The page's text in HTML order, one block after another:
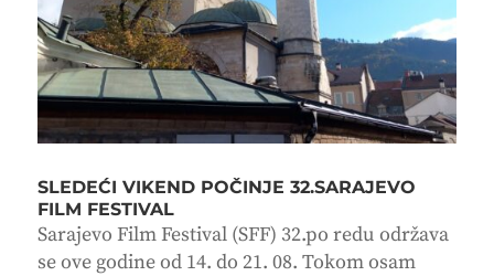
SLEDEĆI VIKEND POČINJE 32.SARAJEVO
FILM FESTIVAL
Sarajevo Film Festival (SFF) 32.po redu održava
se ove godine od 14. do 21. 08. Tokom osam